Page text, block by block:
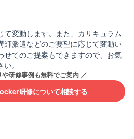
て変動します。また、カリキュラム
師派遣などのご要望に応じて変動い
せてのご提案もできますので、お気
。
研修について相談する